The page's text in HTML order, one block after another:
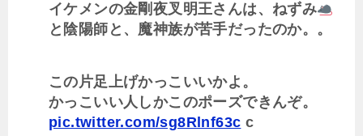
イケメンの金剛夜叉明王さんは、ねずみ
と陰陽師と、魔神族が苦手だったのか。。
この片足上げかっこいいかよ。
かっこいい人しかこのポーズできんぞ。
pic.twitter.com/sg8Rlnf63c c